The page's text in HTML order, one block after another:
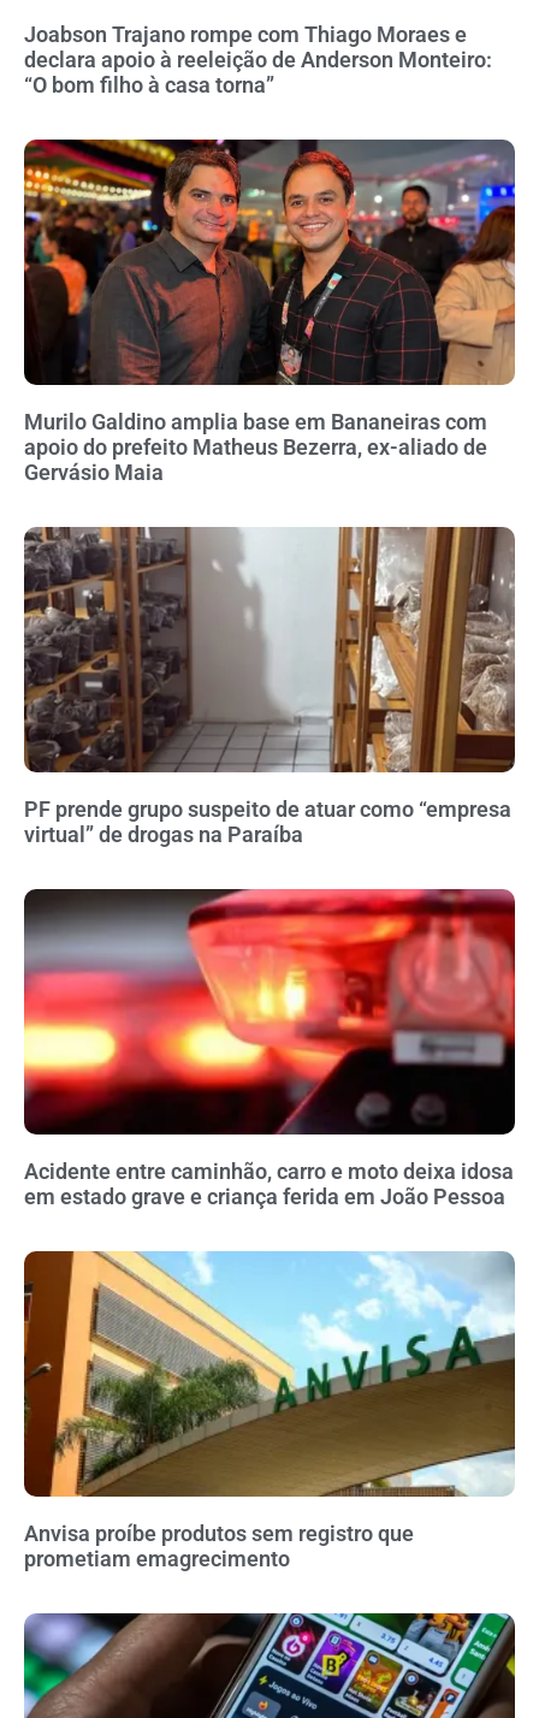
Joabson Trajano rompe com Thiago Moraes e
declara apoio à reeleição de Anderson Monteiro:
“O bom filho à casa torna”
Murilo Galdino amplia base em Bananeiras com
apoio do prefeito Matheus Bezerra, ex-aliado de
Gervásio Maia
PF prende grupo suspeito de atuar como “empresa
virtual” de drogas na Paraíba
Acidente entre caminhão, carro e moto deixa idosa
em estado grave e criança ferida em João Pessoa
Anvisa proíbe produtos sem registro que
prometiam emagrecimento